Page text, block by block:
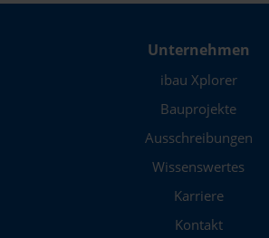
Unternehmen
ibau Xplorer
Bauprojekte
Ausschreibungen
Wissenswertes
Karriere
Kontakt